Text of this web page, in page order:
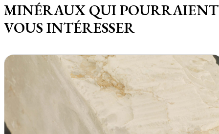
MINÉRAUX QUI POURRAIENT
VOUS INTÉRESSER